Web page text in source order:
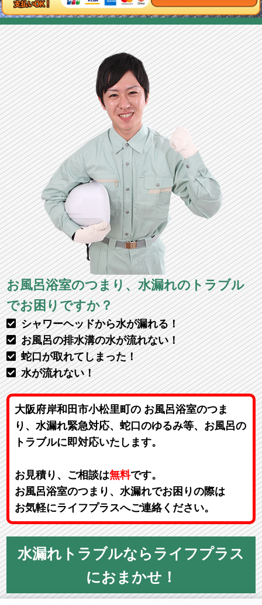
お風呂浴室のつまり、水漏れのトラブル
でお困りですか？
シャワーヘッドから水が漏れる！
お風呂の排水溝の水が流れない！
蛇口が取れてしまった！
水が流れない！
大阪府岸和田市小松里町の お風呂浴室のつま
り、水漏れ緊急対応、蛇口のゆるみ等、お風呂の
トラブルに即対応いたします。
お見積り、ご相談は無料です。
お風呂浴室のつまり、水漏れでお困りの際は
お気軽にライフプラスへご連絡ください。
水漏れトラブルならライフプラス
におまかせ！